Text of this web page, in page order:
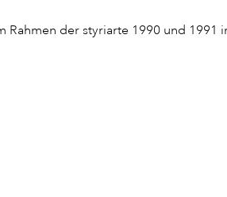
Rahmen der styriarte 1990 und 1991